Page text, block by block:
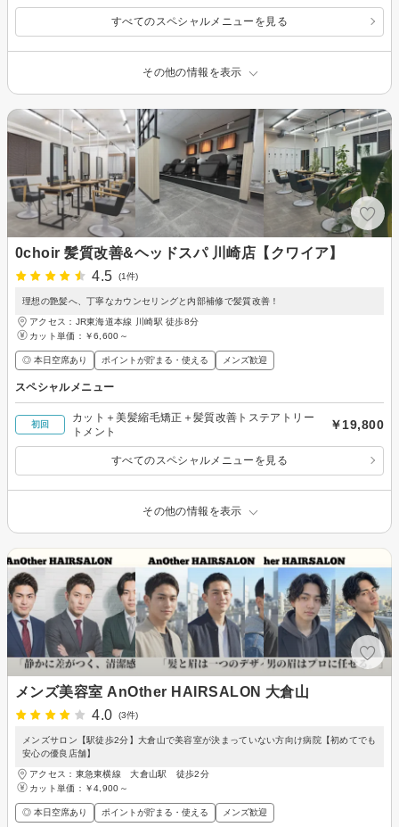
すべてのスペシャルメニューを見る
その他の情報を表示
0choir 髪質改善&ヘッドスパ 川崎店【クワイア】
4.5
(1件)
理想の艶髪へ、丁寧なカウンセリングと内部補修で髪質改善！
アクセス：JR東海道本線 川崎駅 徒歩8分
カット単価： ￥6,600～
◎ 本日空席あり ポイントが貯まる・使える メンズ歓迎
スペシャルメニュー
初回
カット＋美髪縮毛矯正＋髪質改善トステアトリー
トメント
￥19,800
すべてのスペシャルメニューを見る
その他の情報を表示
メンズ美容室 AnOther HAIRSALON 大倉山
4.0
(3件)
メンズサロン【駅徒歩2分】大倉山で美容室が決まっていない方向け病院【初めてでも
安心の優良店舗】
アクセス：東急東横線 大倉山駅 徒歩2分
カット単価： ￥4,900～
◎ 本日空席あり ポイントが貯まる・使える メンズ歓迎